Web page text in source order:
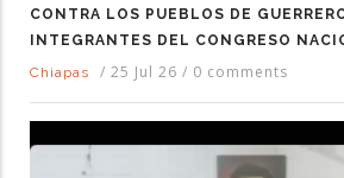
CONTRA LOS PUEBLOS DE
INTEGRANTES DEL CONGRESO
Chiapas
/ 25 Jul 26 / 0 comments